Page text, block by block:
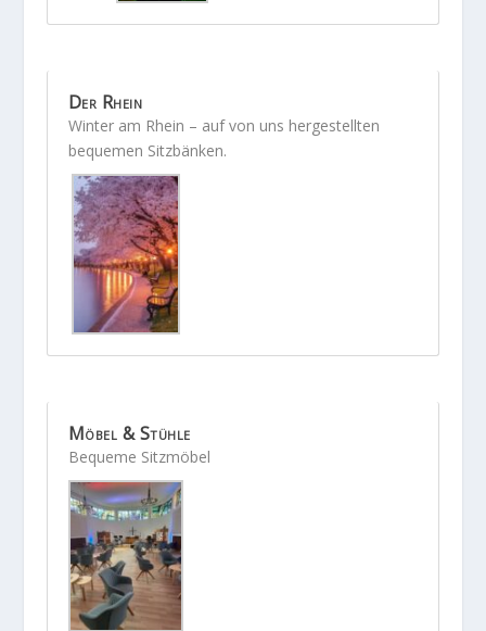
Der Rhein
Winter am Rhein – auf von uns hergestellten
bequemen Sitzbänken.
Möbel & Stühle
Bequeme Sitzmöbel